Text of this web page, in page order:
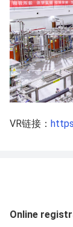
VR链接：
Online